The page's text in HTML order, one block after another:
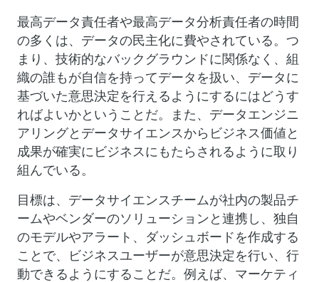
最高データ責任者や最高データ分析責任者の時間
の多くは、データの民主化に費やされている。つ
まり、技術的なバックグラウンドに関係なく、組
織の誰もが自信を持ってデータを扱い、データに
基づいた意思決定を行えるようにするにはどうす
ればよいかということだ。また、データエンジニ
アリングとデータサイエンスからビジネス価値と
成果が確実にビジネスにもたらされるように取り
組んでいる。
目標は、データサイエンスチームが社内の製品チ
ームやベンダーのソリューションと連携し、独自
のモデルやアラート、ダッシュボードを作成する
ことで、ビジネスユーザーが意思決定を行い、行
動できるようにすることだ。例えば、マーケティ